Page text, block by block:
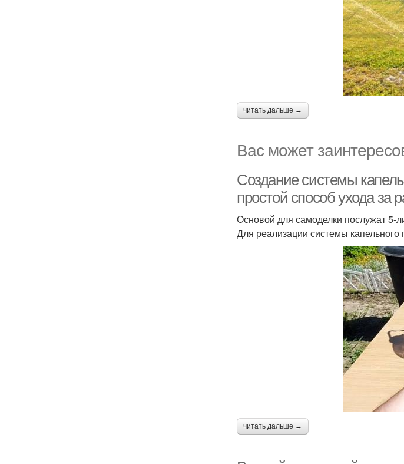
читать дальше →
Вас может
Создание системы
простой способ ухода за
Основой для самоделки послужат 5-
Для реализации системы
читать дальше →